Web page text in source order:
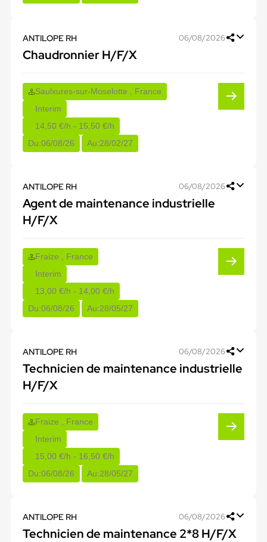
ANTILOPE RH 06/08/2026
Chaudronnier H/F/X
Saulxures-sur-Moselotte , France
Interim
14,50 €/h - 15,50 €/h
Du:06/08/26 Au:28/02/27
ANTILOPE RH 06/08/2026
Agent de maintenance industrielle
H/F/X
Fraize , France
Interim
13,00 €/h - 14,00 €/h
Du:06/08/26 Au:28/05/27
ANTILOPE RH 06/08/2026
Technicien de maintenance industrielle
H/F/X
Fraize , France
Interim
15,00 €/h - 16,50 €/h
Du:06/08/26 Au:28/05/27
ANTILOPE RH 06/08/2026
Technicien de maintenance 2*8 H/F/X